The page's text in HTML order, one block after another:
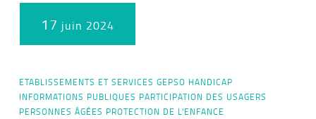
17 juin 2024
ETABLISSEMENTS ET SERVICES GEPSO HANDICAP
INFORMATIONS PUBLIQUES PARTICIPATION DES USAGERS
PERSONNES ÂGÉES PROTECTION DE L'ENFANCE